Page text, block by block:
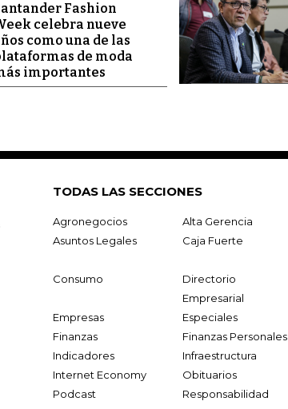
Fashion
celebra nueve
como una de las
de moda
importantes
TODAS LAS SECCIONES
Agronegocios Alta Gerencia
Asuntos Legales
Caja Fuerte
Consumo
Directorio
Empresarial
Empresas Especiales
Finanzas
Finanzas Personales
Indicadores
Infraestructura
Internet Economy
Obituarios
Podcast
Responsabilidad